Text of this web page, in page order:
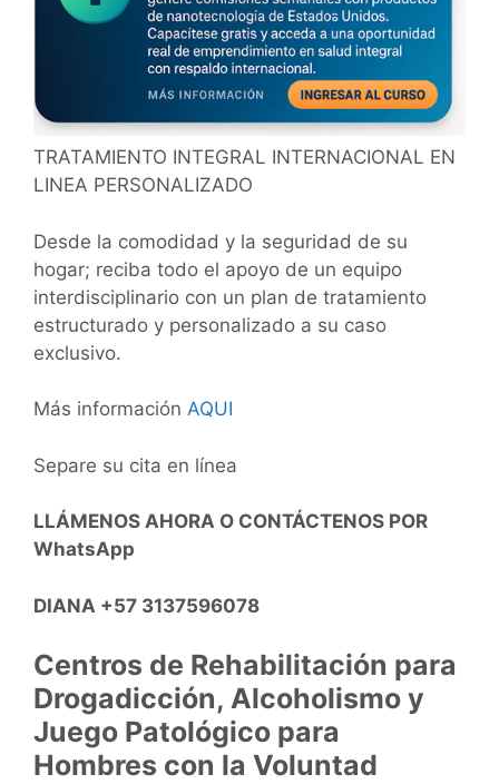
TRATAMIENTO INTEGRAL INTERNACIONAL EN
LINEA PERSONALIZADO
Desde la comodidad y la seguridad de su
hogar; reciba todo el apoyo de un equipo
interdisciplinario con un plan de tratamiento
estructurado y personalizado a su caso
exclusivo.
Más información AQUI
Separe su cita en línea
LLÁMENOS AHORA O CONTÁCTENOS POR
WhatsApp
DIANA +57 3137596078
Centros de Rehabilitación para
Drogadicción, Alcoholismo y
Juego Patológico para
Hombres con la Voluntad